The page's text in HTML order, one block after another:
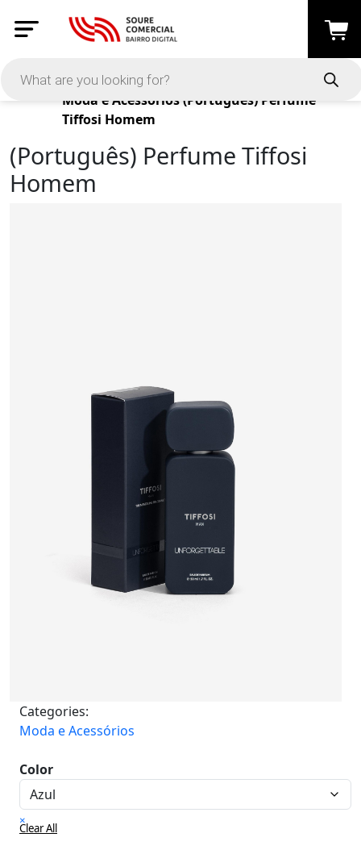
Products
Moda e Acessórios(Português) Perfume
Tiffosi Homem
(Português) Perfume Tiffosi
Homem
Categories:
Moda e Acessórios
Color
×
Clear All